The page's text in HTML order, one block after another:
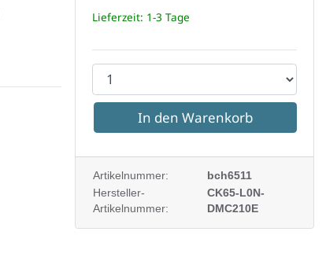
Lieferzeit: 1-3 Tage
r
u
k
t
Artikelnummer:
bch6511
Hersteller-
Artikelnummer:
CK65-L0N-
DMC210E